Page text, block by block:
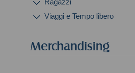
Ragazzi
Viaggi e Tempo libero
Merchandising